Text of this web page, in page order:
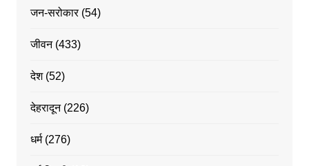
जन-सरोकार(54)
जीवन(433)
देश(52)
देहरादून(226)
धर्म(276)